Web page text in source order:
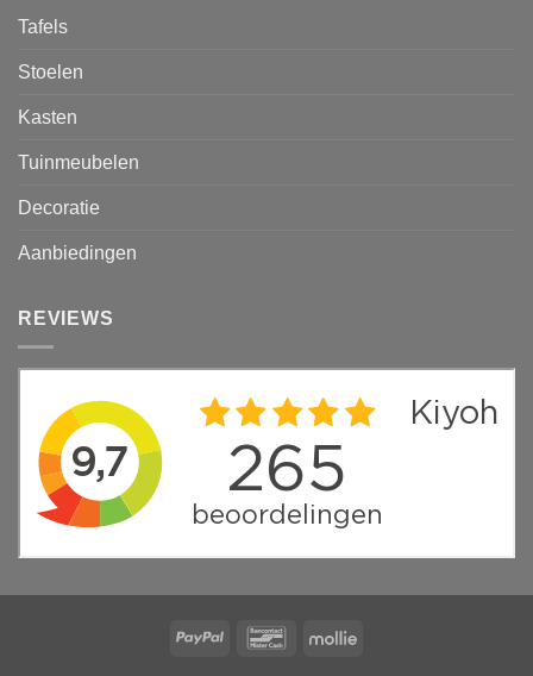
Tafels
Stoelen
Kasten
Tuinmeubelen
Decoratie
Aanbiedingen
REVIEWS
PayPal BancontactMollie